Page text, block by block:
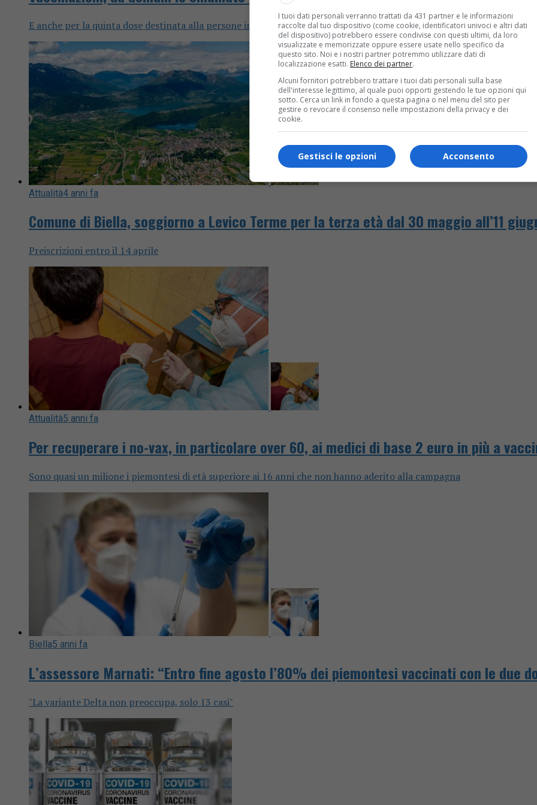
E anche per la quinta dose destinata alla persone immunodepresse
Attualità4 anni fa
Comune di Biella, soggiorno a Levico Terme per la terza età dal 30 maggio all’11
Preiscrizioni entro il 14 aprile
Attualità5 anni fa
Per recuperare i no-vax, in particolare over 60, ai medici di base 2 euro in più a
Sono quasi un milione i piemontesi di età superiore ai 16 anni che non hanno aderito alla campagna
Biella5 anni fa
L’assessore Marnati: “Entro fine agosto l’80% dei piemontesi vaccinati con le due
"La variante Delta non preoccupa, solo 13 casi"
I tuoi dati personali verranno trattati da 431 partner e le informazioni
raccolte dal tuo dispositivo (come cookie, identificatori univoci e altri dati
del dispositivo) potrebbero essere condivise con questi ultimi, da loro
visualizzate e memorizzate oppure essere usate nello specifico da
questo sito. Noi e i nostri partner potremmo utilizzare dati di
localizzazione esatti. Elenco dei partner.
Alcuni fornitori potrebbero trattare i tuoi dati personali sulla base
dell'interesse legittimo, al quale puoi opporti gestendo le tue opzioni qui
sotto. Cerca un link in fondo a questa pagina o nel menu del sito per
gestire o revocare il consenso nelle impostazioni della privacy e dei
cookie.
Acconsento
Gestisci le opzioni